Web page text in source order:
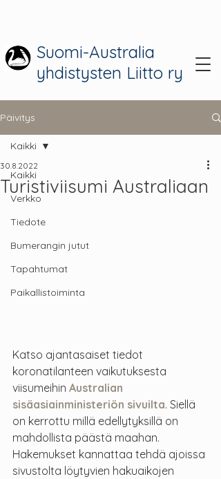
Suomi-Australia
yhdistysten Liitto ry
Päivitys
Kaikki
Verkko
Tiedote
Bumerangin jutut
Tapahtumat
Paikallistoiminta
Kaikki
Turistiviisumi Australiaan
30.8.2022
Katso ajantasaiset tiedot
koronatilanteen vaikutuksesta
viisumeihin Australian
sisäasiainministeriön sivuilta. Siellä
on kerrottu millä edellytyksillä on
mahdollista päästä maahan.
Hakemukset kannattaa tehdä ajoissa
sivustolta löytyvien hakuaikojen